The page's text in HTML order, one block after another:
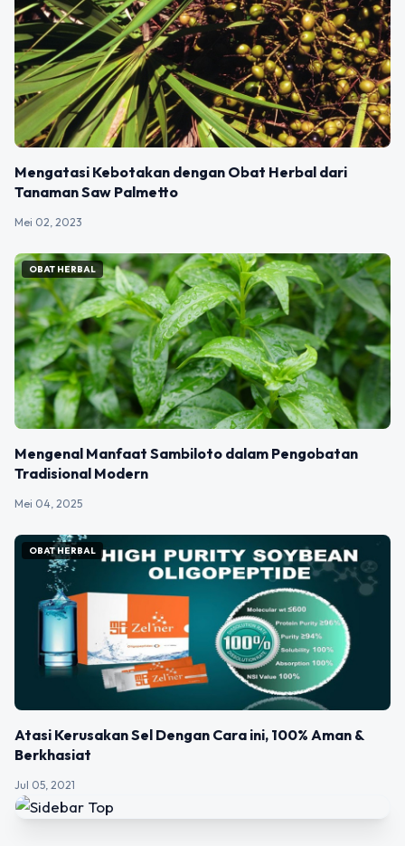
Mengatasi Kebotakan dengan Obat Herbal dari
Tanaman Saw Palmetto
Mei 02, 2023
OBAT HERBAL
Mengenal Manfaat Sambiloto dalam Pengobatan
Tradisional Modern
Mei 04, 2025
OBAT HERBAL
Atasi Kerusakan Sel Dengan Cara ini, 100% Aman &
Berkhasiat
Jul 05, 2021